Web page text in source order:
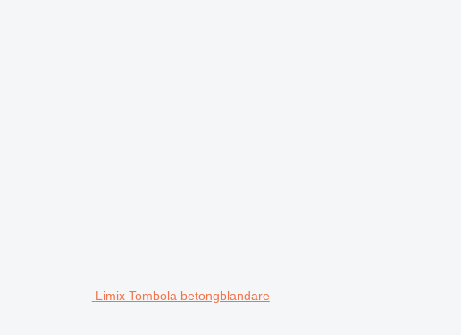
Limix Tombola betongblandare